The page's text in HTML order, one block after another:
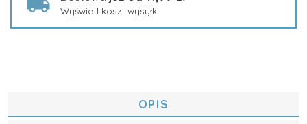
Wyświetl koszt wysyłki
OPIS